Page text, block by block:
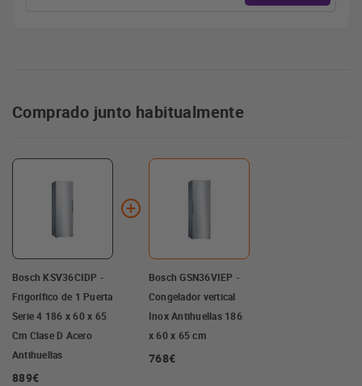
Comprado junto habitualmente
Bosch KSV36CIDP -
Frigorífico de 1 Puerta
Serie 4 186 x 60 x 65
Cm Clase D Acero
Antihuellas
889€
Bosch GSN36VIEP -
Congelador vertical
Inox Antihuellas 186
x 60 x 65 cm
768€